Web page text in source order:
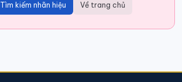
Tìm kiếm nhãn hiệu Về trang chủ